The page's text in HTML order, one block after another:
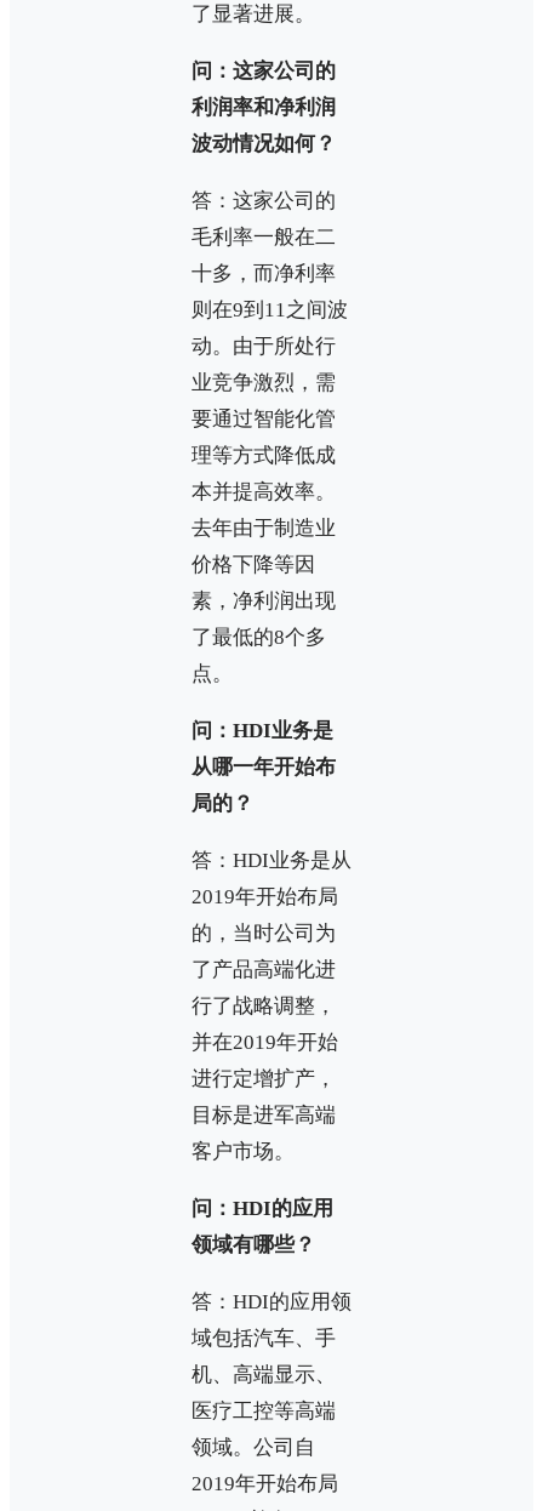
了显著进展。
问：这家公司的
利润率和净利润
波动情况如何？
答：这家公司的
毛利率一般在二
十多，而净利率
则在9到11之间波
动。由于所处行
业竞争激烈，需
要通过智能化管
理等方式降低成
本并提高效率。
去年由于制造业
价格下降等因
素，净利润出现
了最低的8个多
点。
问：HDI业务是
从哪一年开始布
局的？
答：HDI业务是从
2019年开始布局
的，当时公司为
了产品高端化进
行了战略调整，
并在2019年开始
进行定增扩产，
目标是进军高端
客户市场。
问：HDI的应用
领域有哪些？
答：HDI的应用领
域包括汽车、手
机、高端显示、
医疗工控等高端
领域。公司自
2019年开始布局